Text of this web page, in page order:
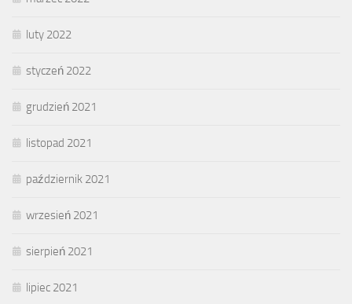
luty 2022
styczeń 2022
grudzień 2021
listopad 2021
październik 2021
wrzesień 2021
sierpień 2021
lipiec 2021